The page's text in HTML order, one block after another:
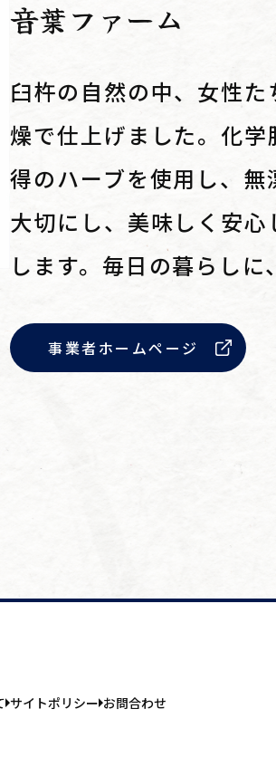
音葉ファーム
臼杵の自然の中、女性
燥で仕上げました。化
得のハーブを使用し、
大切にし、美味しく安
します。毎日の暮らしに
事業者ホームページ
サイトポリシー お問合わせ